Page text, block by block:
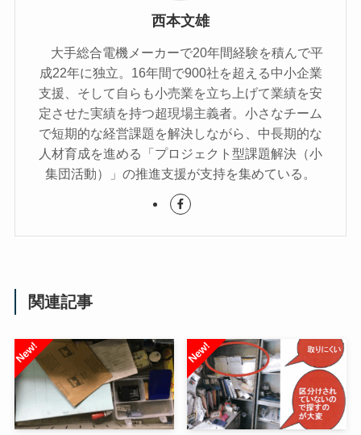
西本文雄
大手総合電機メーカーで20年間経験を積んで平
成22年に独立。16年間で900社を超える中小企業
支援、そして自らも小売業を立ち上げて業績を安
定させた実績を持つ超現場主義者。小さなチーム
で短期的な経営課題を解決しながら、中長期的な
人材育成を進める「プロジェクト型課題解決（小
集団活動）」の推進支援が支持を集めている。
関連記事